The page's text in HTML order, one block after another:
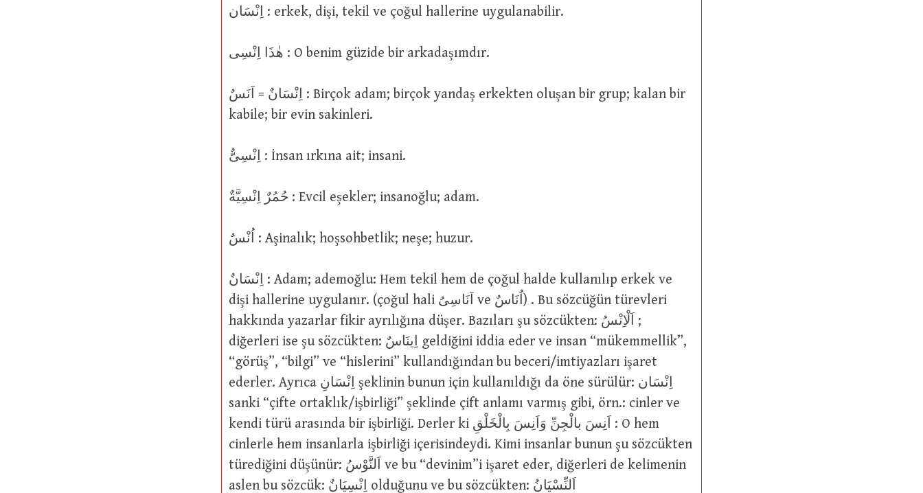
اِنْسَان : erkek, dişi, tekil ve çoğul hallerine uygulanabilir.
هٰذَا اِنْسِى : O benim güzide bir arkadaşımdır.
اِنْسَانٌ = اَنَسٌ : Birçok adam; birçok yandaş erkekten oluşan bir grup; kalan bir
kabile; bir evin sakinleri.
اِنْسِىٌّ : İnsan ırkına ait; insani.
حُمُرٌ اِنْسِيَّةٌ : Evcil eşekler; insanoğlu; adam.
اُنْسٌ : Aşinalık; hoşsohbetlik; neşe; huzur.
اِنْسَانٌ : Adam; ademoğlu: Hem tekil hem de çoğul halde kullanılıp erkek ve
dişi hallerine uygulanır. (çoğul hali اَنَاسِىُ ve اُنَاسٌ) . Bu sözcüğün türevleri
hakkında yazarlar fikir ayrılığına düşer. Bazıları şu sözcükten: اَلْاِنْسُ ;
diğerleri ise şu sözcükten: اِينَاسٌ geldiğini iddia eder ve insan “mükemmellik”,
“görüş”, “bilgi” ve “hislerini” kullandığından bu beceri/imtiyazları işaret
ederler. Ayrıca اِنْسَانِ şeklinin bunun için kullanıldığı da öne sürülür: اِنْسَان
sanki “çifte ortaklık/işbirliği” şeklinde çift anlamı varmış gibi, örn.: cinler ve
kendi türü arasında bir işbirliği. Derler ki اَنِسَ بالْجِنِّ وَاَنِسَ بِالْخَلْقِ : O hem
cinlerle hem insanlarla işbirliği içerisindeydi. Kimi insanlar bunun şu sözcükten
türediğini düşünür: اَلنَّوْسُ ve bu “devinim”i işaret eder, diğerleri de kelimenin
aslen bu sözcük: اِنْسِيَانٌ olduğunu ve bu sözcükten: اَلنِّسْيَانُ